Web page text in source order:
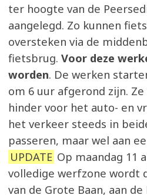
ter hoogte van de
aangelegd. Zo kunnen
oversteken via de
fietsbrug. Voor deze
worden. De werken
om 6 uur afgerond zijn.
hinder voor het auto- en
het verkeer steeds in
passeren, maar wel aan
UPDATE Op maandag 11
volledige werfzone wordt
van de Grote Baan, aan